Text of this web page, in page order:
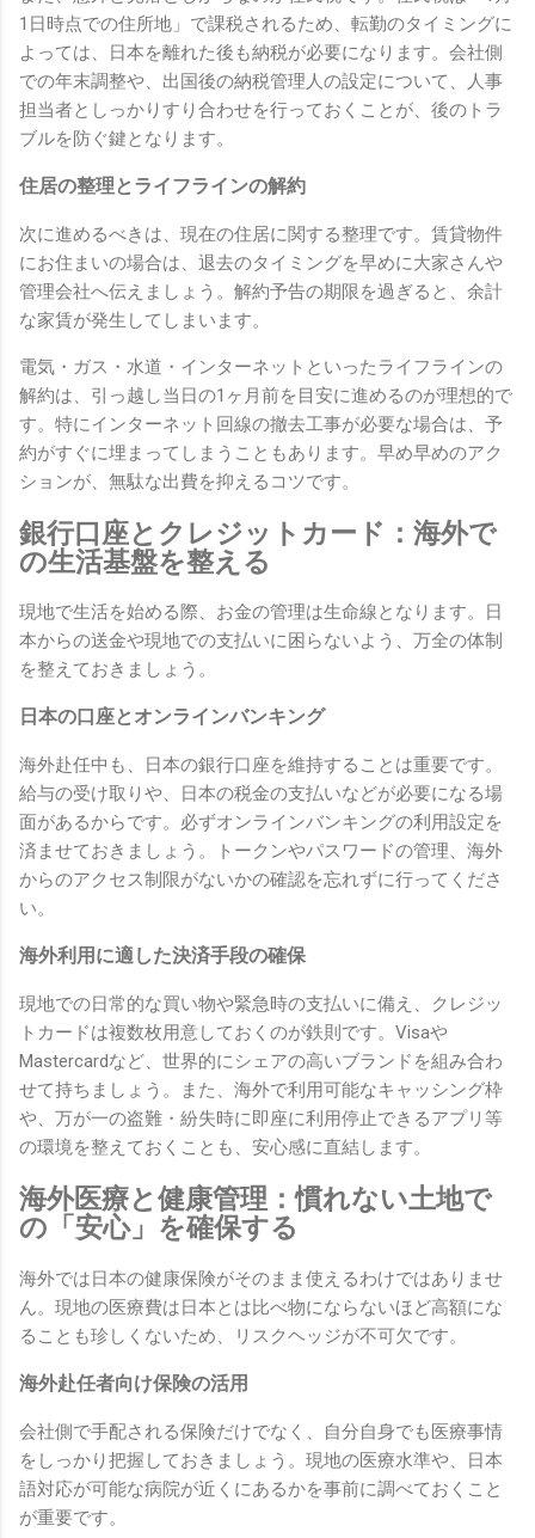
1日時点での住所地」で課税されるため、転勤のタイミングに
よっては、日本を離れた後も納税が必要になります。会社側
での年末調整や、出国後の納税管理人の設定について、人事
担当者としっかりすり合わせを行っておくことが、後のトラ
ブルを防ぐ鍵となります。
住居の整理とライフラインの解約
次に進めるべきは、現在の住居に関する整理です。賃貸物件
にお住まいの場合は、退去のタイミングを早めに大家さんや
管理会社へ伝えましょう。解約予告の期限を過ぎると、余計
な家賃が発生してしまいます。
電気・ガス・水道・インターネットといったライフラインの
解約は、引っ越し当日の1ヶ月前を目安に進めるのが理想的で
す。特にインターネット回線の撤去工事が必要な場合は、予
約がすぐに埋まってしまうこともあります。早め早めのアク
ションが、無駄な出費を抑えるコツです。
銀行口座とクレジットカード：海外で
の生活基盤を整える
現地で生活を始める際、お金の管理は生命線となります。日
本からの送金や現地での支払いに困らないよう、万全の体制
を整えておきましょう。
日本の口座とオンラインバンキング
海外赴任中も、日本の銀行口座を維持することは重要です。
給与の受け取りや、日本の税金の支払いなどが必要になる場
面があるからです。必ずオンラインバンキングの利用設定を
済ませておきましょう。トークンやパスワードの管理、海外
からのアクセス制限がないかの確認を忘れずに行ってくださ
い。
海外利用に適した決済手段の確保
現地での日常的な買い物や緊急時の支払いに備え、クレジッ
トカードは複数枚用意しておくのが鉄則です。Visaや
Mastercardなど、世界的にシェアの高いブランドを組み合わ
せて持ちましょう。また、海外で利用可能なキャッシング枠
や、万が一の盗難・紛失時に即座に利用停止できるアプリ等
の環境を整えておくことも、安心感に直結します。
海外医療と健康管理：慣れない土地で
の「安心」を確保する
海外では日本の健康保険がそのまま使えるわけではありませ
ん。現地の医療費は日本とは比べ物にならないほど高額にな
ることも珍しくないため、リスクヘッジが不可欠です。
海外赴任者向け保険の活用
会社側で手配される保険だけでなく、自分自身でも医療事情
をしっかり把握しておきましょう。現地の医療水準や、日本
語対応が可能な病院が近くにあるかを事前に調べておくこと
が重要です。